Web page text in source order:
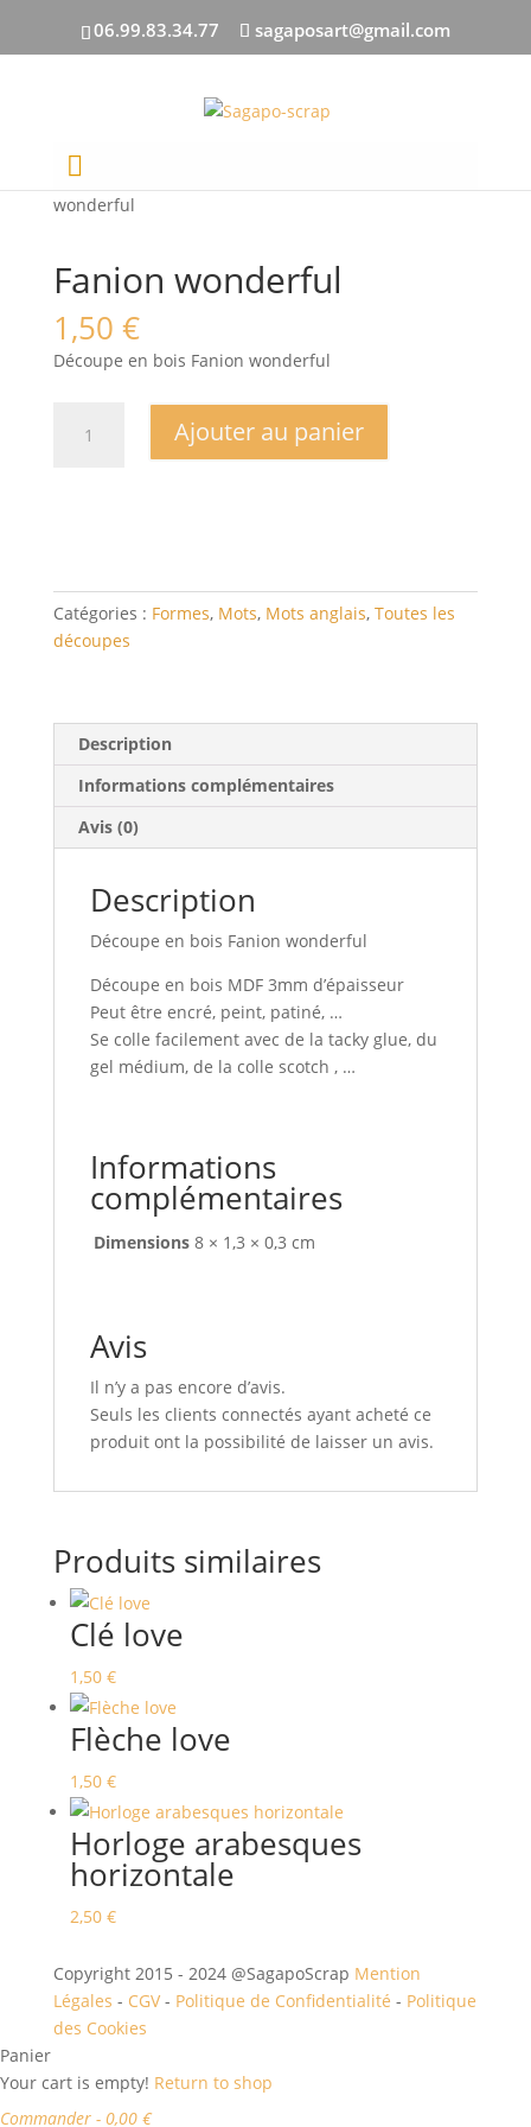
06.99.83.34.77 sagaposart@gmail.com
Accueil
wonderful
Fanion wonderful
1,50 €
Découpe en bois Fanion wonderful
Ajouter au panier
Catégories : Formes, Mots, Mots anglais, Toutes les
découpes
Description
Informations complémentaires
Avis (0)
Description
Découpe en bois Fanion wonderful
Découpe en bois MDF 3mm d’épaisseur
Peut être encré, peint, patiné, …
Se colle facilement avec de la tacky glue, du
gel médium, de la colle scotch , …
Informations
complémentaires
Dimensions 8 × 1,3 × 0,3 cm
Avis
Il n’y a pas encore d’avis.
Seuls les clients connectés ayant acheté ce
produit ont la possibilité de laisser un avis.
Produits similaires
Clé love
1,50 €
Flèche love
1,50 €
Horloge arabesques
horizontale
2,50 €
Copyright 2015 - 2024 @SagapoScrap Mention
Légales - CGV- Politique de Confidentialité - Politique
des Cookies
Panier
Your cart is empty! Return to shop
Commander - 0,00 €